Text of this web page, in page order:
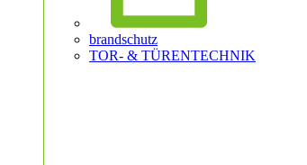
brandschutz
TOR- & TÜRENTECHNIK